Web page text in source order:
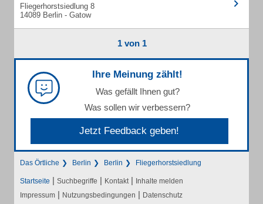
Fliegerhorstsiedlung 8
14089 Berlin - Gatow
1 von 1
Ihre Meinung zählt!
Was gefällt Ihnen gut?
Was sollen wir verbessern?
Jetzt Feedback geben!
Das Örtliche Berlin Berlin Fliegerhorstsiedlung
Startseite | Suchbegriffe | Kontakt | Inhalte melden
Impressum | Nutzungsbedingungen | Datenschutz